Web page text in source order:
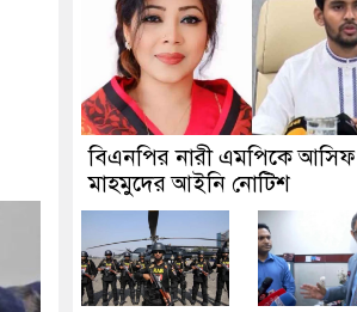
বিএনপির নারী এমপিকে আসিফ
মাহমুদের আইনি নোটিশ